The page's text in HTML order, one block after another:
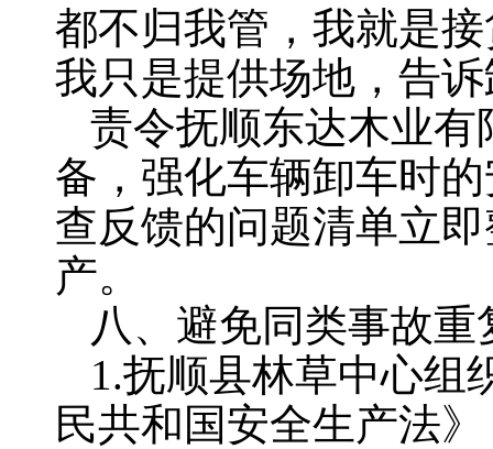
都不归我管，我就是
我只是提供场地，告
责令抚顺东达木业
备，强化车辆卸车时
查反馈的问题清单立
产。
八、避免同类事故
1.抚顺县林草中心组
民共和国安全生产法